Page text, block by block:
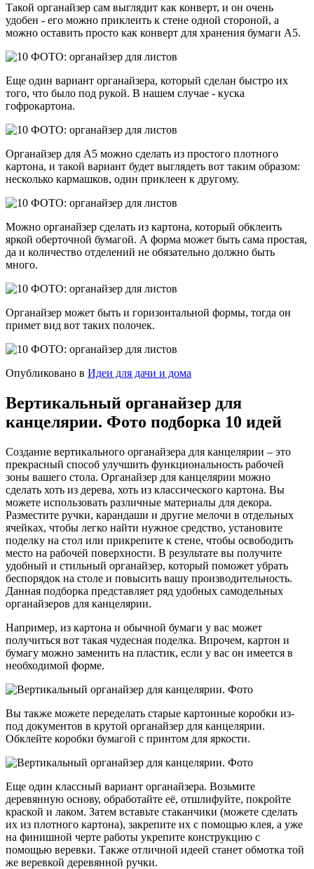
Такой органайзер сам выглядит как конверт, и он очень
удобен - его можно приклеить к стене одной стороной, а
можно оставить просто как конверт для хранения бумаги А5.
Еще один вариант органайзера, который сделан быстро их
того, что было под рукой. В нашем случае - куска
гофрокартона.
Органайзер для А5 можно сделать из простого плотного
картона, и такой вариант будет выглядеть вот таким образом:
несколько кармашков, один приклеен к другому.
Можно органайзер сделать из картона, который обклеить
яркой оберточной бумагой. А форма может быть сама простая,
да и количество отделений не обязательно должно быть
много.
Органайзер может быть и горизонтальной формы, тогда он
примет вид вот таких полочек.
Опубликовано в Идеи для дачи и дома
Вертикальный органайзер для
канцелярии. Фото подборка 10 идей
Создание вертикального органайзера для канцелярии – это
прекрасный способ улучшить функциональность рабочей
зоны вашего стола. Органайзер для канцелярии можно
сделать хоть из дерева, хоть из классического картона. Вы
можете использовать различные материалы для декора.
Разместите ручки, карандаши и другие мелочи в отдельных
ячейках, чтобы легко найти нужное средство, установите
поделку на стол или прикрепите к стене, чтобы освободить
место на рабочей поверхности. В результате вы получите
удобный и стильный органайзер, который поможет убрать
беспорядок на столе и повысить вашу производительность.
Данная подборка представляет ряд удобных самодельных
органайзеров для канцелярии.
Например, из картона и обычной бумаги у вас может
получиться вот такая чудесная поделка. Впрочем, картон и
бумагу можно заменить на пластик, если у вас он имеется в
необходимой форме.
Вы также можете переделать старые картонные коробки из-
под документов в крутой органайзер для канцелярии.
Обклейте коробки бумагой с принтом для яркости.
Еще один классный вариант органайзера. Возьмите
деревянную основу, обработайте её, отшлифуйте, покройте
краской и лаком. Затем вставьте стаканчики (можете сделать
их из плотного картона), закрепите их с помощью клея, а уже
на финишной черте работы укрепите конструкцию с
помощью веревки. Также отличной идеей станет обмотка той
же веревкой деревянной ручки.